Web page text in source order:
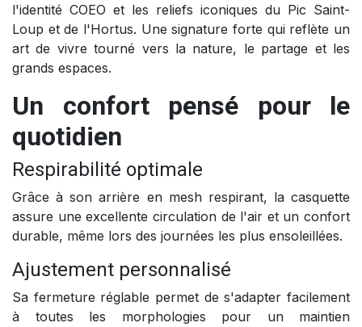
l'identité COEO et les reliefs iconiques du Pic Saint-
Loup et de l'Hortus. Une signature forte qui reflète un
art de vivre tourné vers la nature, le partage et les
grands espaces.
Un confort pensé pour le
quotidien
Respirabilité optimale
Grâce à son arrière en mesh respirant, la casquette
assure une excellente circulation de l'air et un confort
durable, même lors des journées les plus ensoleillées.
Ajustement personnalisé
Sa fermeture réglable permet de s'adapter facilement
à toutes les morphologies pour un maintien